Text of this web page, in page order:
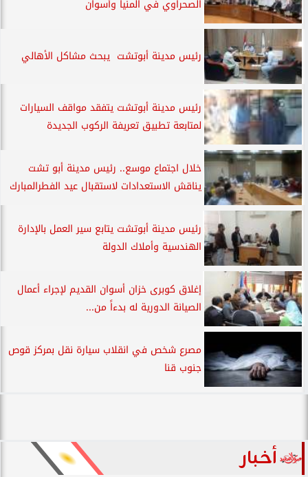
الصحراوي في المنيا وأسوان
رئيس مدينة أبوتشت يبحث مشاكل الأهالي
رئيس مدينة أبوتشت يتفقد مواقف السيارات
لمتابعة تطبيق تعريفة الركوب الجديدة
خلال اجتماع موسع.. رئيس مدينة أبو تشت
يناقش الاستعدادات لاستقبال عيد الفطرالمبارك
رئيس مدينة أبوتشت يتابع سير العمل بالإدارة
الهندسية وأملاك الدولة
إغلاق كوبرى خزان أسوان القديم لإجراء أعمال
الصيانة الدورية له بدءاً من...
مصرع شخص في انقلاب سيارة نقل بمركز قوص
جنوب قنا
أخبار